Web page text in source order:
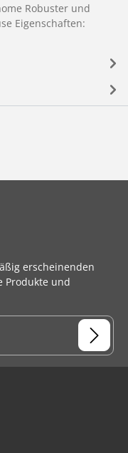
Robuster und
Eigenschaften:
erscheinenden
Produkte und
abgebildeten Zeichen
sind Pflichtfelder.